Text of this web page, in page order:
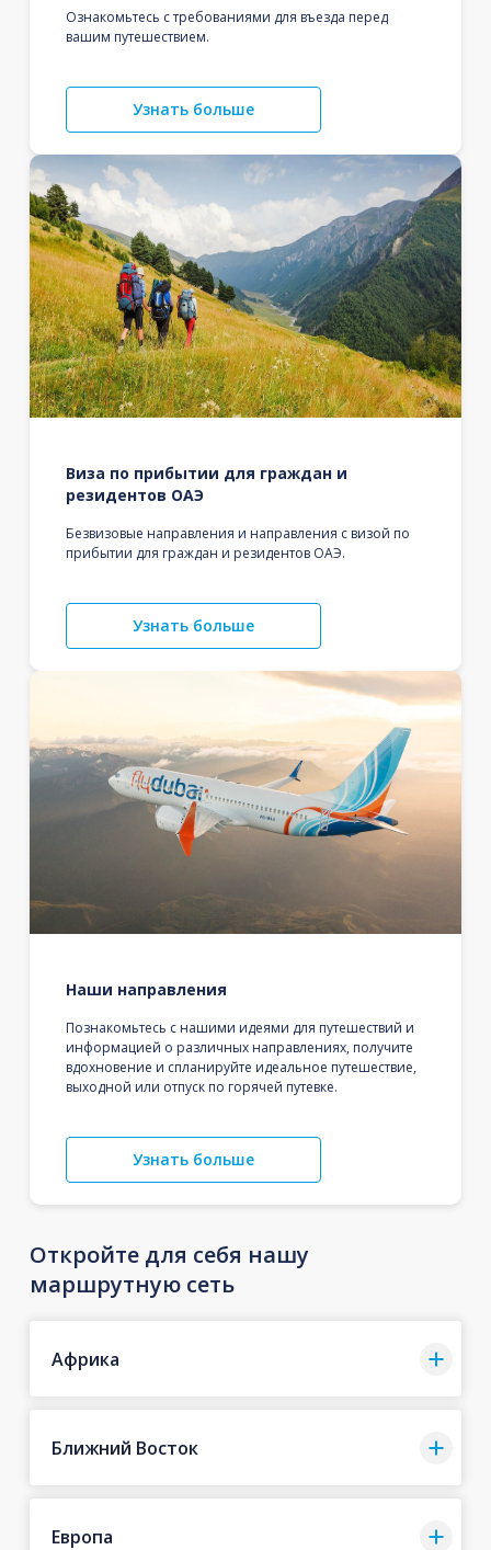
Ознакомьтесь с требованиями для въезда перед
вашим путешествием.
Узнать больше
Виза по прибытии для граждан и
резидентов ОАЭ
Безвизовые направления и направления с визой по
прибытии для граждан и резидентов ОАЭ.
Узнать больше
Наши направления
Познакомьтесь с нашими идеями для путешествий и
информацией о различных направлениях, получите
вдохновение и спланируйте идеальное путешествие,
выходной или отпуск по горячей путевке.
Узнать больше
Откройте для себя нашу
маршрутную сеть
Африка
Ближний Восток
Европа